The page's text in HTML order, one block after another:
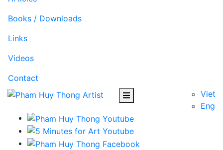
Books / Downloads
Links
Videos
Contact
Viet
Eng